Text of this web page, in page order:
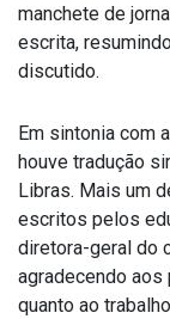
manchete de
escrita,
discutido.
Em sintonia com
houve tradução
Libras. Mais um
escritos pelos
diretora-geral do
agradecendo
quanto ao